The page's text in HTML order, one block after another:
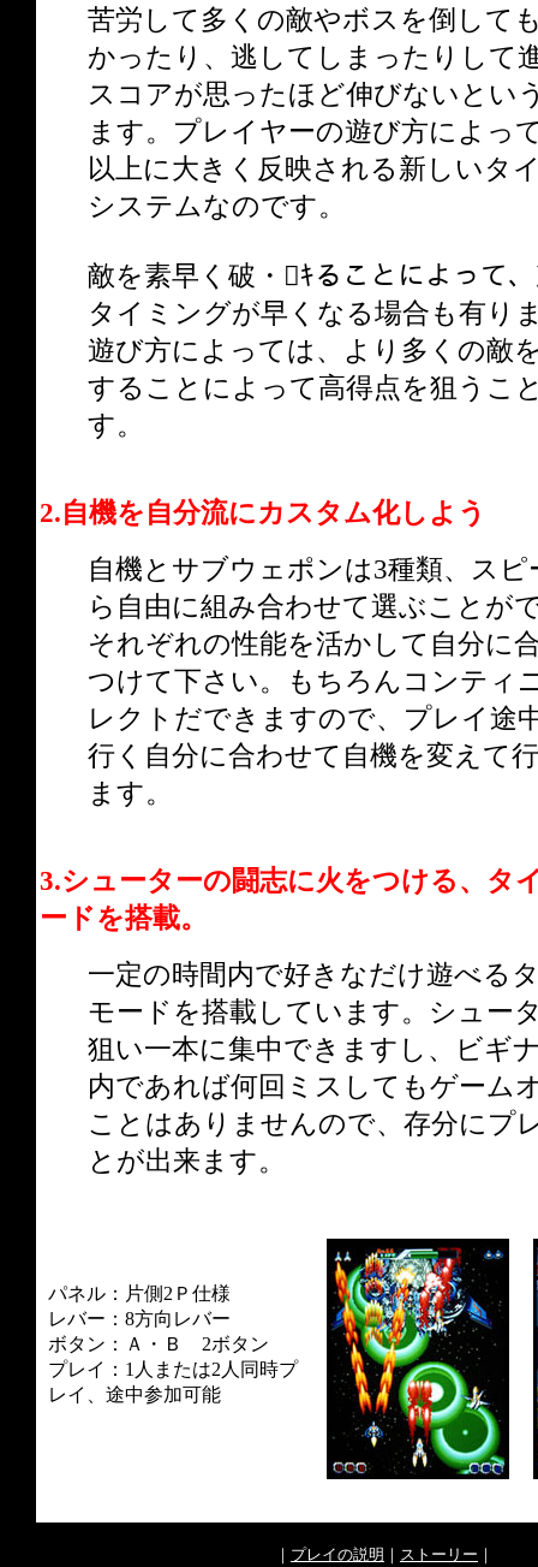
苦労して多くの敵やボスを倒して
かったり、逃してしまったりして
スコアが思ったほど伸びないとい
ます。プレイヤーの遊び方によっ
以上に大きく反映される新しいタ
システムなのです。
敵を素早く破・ｷることによって
タイミングが早くなる場合も有り
遊び方によっては、より多くの敵
することによって高得点を狙うこ
す。
2.自機を自分流にカスタム化しよう
自機とサブウェポンは3種類、スピ
ら自由に組み合わせて選ぶことが
それぞれの性能を活かして自分に
つけて下さい。もちろんコンティ
レクトだできますので、プレイ途
行く自分に合わせて自機を変えて
ます。
3.シューターの闘志に火をつける、タ
ードを搭載。
一定の時間内で好きなだけ遊べる
モードを搭載しています。シュー
狙い一本に集中できますし、ビギ
内であれば何回ミスしてもゲーム
ことはありませんので、存分にプ
とが出来ます。
パネル：片側2Ｐ仕様
レバー：8方向レバー
ボタン：Ａ・Ｂ 2ボタン
プレイ：1人または2人同時プ
レイ、途中参加可能
｜ プレイの説明 ｜ ストーリー ｜